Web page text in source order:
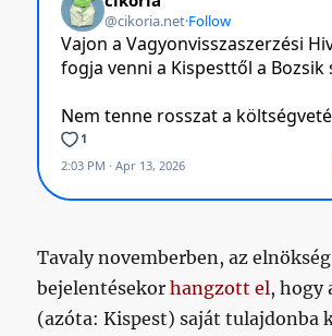
Tavaly novemberben, az elnökség
bejelentésekorhangzott el, hogy
(azóta: Kispest) saját tulajdonba